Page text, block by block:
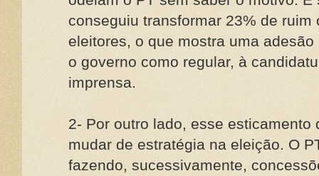
conseguiu transformar 23% de
eleitores, o que mostra uma
o governo como regular, à
imprensa.
2- Por outro lado, esse esticamento
mudar de estratégia na eleição. O
fazendo, sucessivamente,